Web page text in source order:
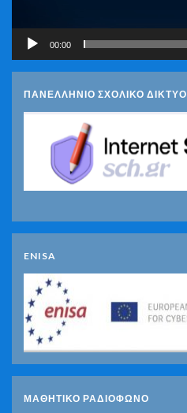
00:00
ΠΑΝΕΛΛΗΝΙΟ ΣΧΟΛΙΚΟ ΔΙΚΤΥΟ
ENISA
ΜΑΘΗΤΙΚΟ ΡΑΔΙΟΦΩΝΟ